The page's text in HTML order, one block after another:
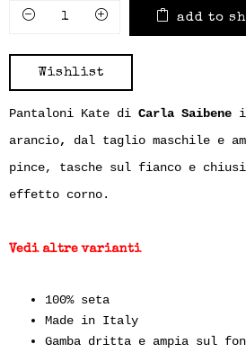
add to
Wishlist
Pantaloni Kate di Carla Saibene
arancio,
dal taglio maschile e
pince, tasche sul fianco e chiusi
effetto corno.
Vedi altre varianti
100% seta
Made in Italy
Gamba dritta e ampia sul